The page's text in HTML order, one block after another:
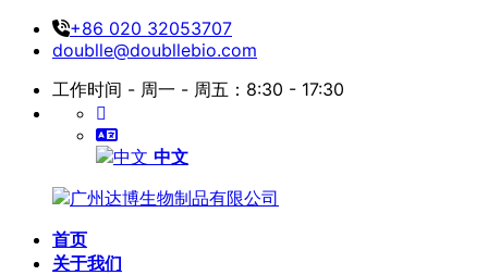
+86 020 32053707
doublle@doubllebio.com
工作时间 - 周一 - 周五：8:30 - 17:30
中文
首页
关于我们